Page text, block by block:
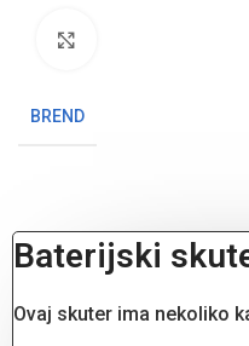
BREND
Baterijski
Ovaj skuter ima nekoliko